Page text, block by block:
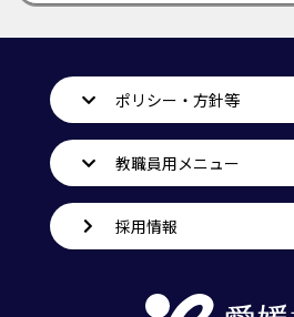
ポリシー・方針等
教職員用メニュー
採用情報